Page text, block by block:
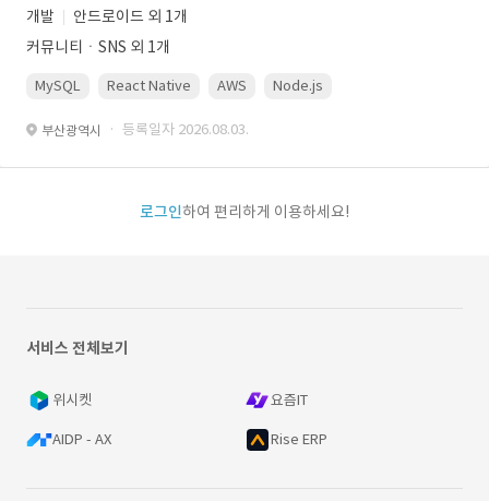
개발
안드로이드 외 1개
커뮤니티ㆍSNS 외 1개
MySQL React Native AWS Node.js
부산광역시 · 등록일자 2026.08.03.
로그인하여 편리하게 이용하세요!
서비스 전체보기
위시켓 요즘IT
AIDP - AX Rise ERP